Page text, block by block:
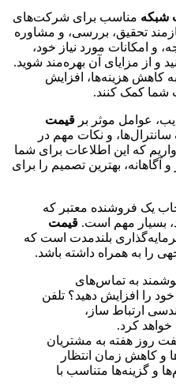
شبکه مناسب برای شرکت‌های
تحقیق، بررسی، و مشاوره
و امکانات مورد نیاز خود،
و از مزایای آن بهره‌مند شوید.
کاهش هزینه‌ها، افزایش
شما کمک کنند.
عوامل موثر بر قیمت
سانترال‌ها، و نکات مهم در
که این اطلاعات برای شما
و آگاهانه، بهترین تصمیم را برای
یک فروشنده معتبر که
بسیار مهم است. قیمت
بلندمدت است که
را به همراه داشته باشد.
به تماس‌های
را افزایش دهید؟ تلفن
ارتباط ساز،
کرد.
و کاهش زمان انتظار
و گزینه‌ها متناسب با